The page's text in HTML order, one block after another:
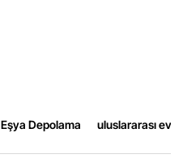
Sivas
Tekirdağ
Eşya Depolama uluslararası